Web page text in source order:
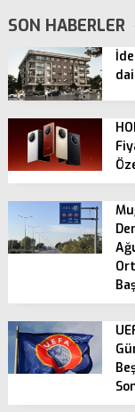
SON HABERLER